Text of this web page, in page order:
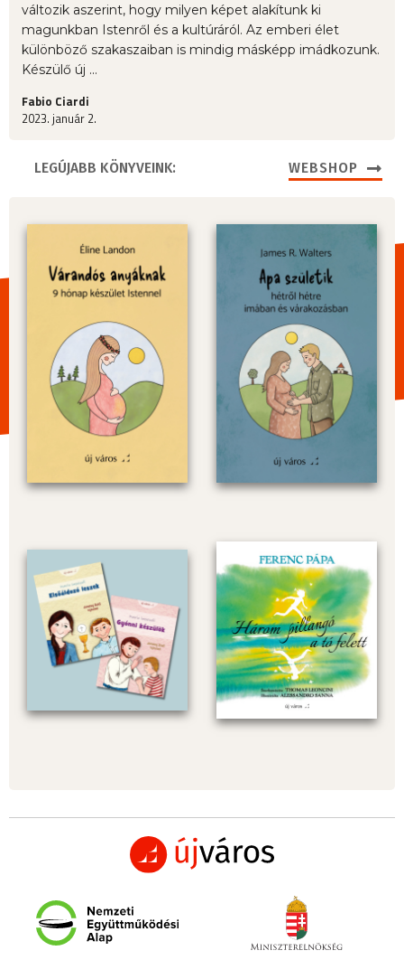
változik aszerint, hogy milyen képet alakítunk ki
magunkban Istenről és a kultúráról. Az emberi élet
különböző szakaszaiban is mindig másképp imádkozunk.
Készülő új ...
Fabio Ciardi
2023. január 2.
LEGÚJABB KÖNYVEINK: WEBSHOP